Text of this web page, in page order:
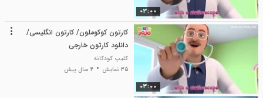
03:00
03:00
کارتون کوکوملون/ کارتون انگلیسی/
دانلود کارتون خارجی
کلیپ کودکانه
35 نمایش
4 سال پیش